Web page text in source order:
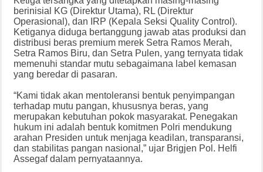
berinisial KG (Direktur Utama), RL (Direktur
Operasional), dan IRP (Kepala Seksi Quality Control).
Ketiganya diduga bertanggung jawab atas produksi dan
distribusi beras premium merek Setra Ramos Merah,
Setra Ramos Biru, dan Setra Pulen, yang ternyata tidak
memenuhi standar mutu sebagaimana label kemasan
yang beredar di pasaran.
“Kami tidak akan mentoleransi bentuk penyimpangan
terhadap mutu pangan, khususnya beras, yang
merupakan kebutuhan pokok masyarakat. Penegakan
hukum ini adalah bentuk komitmen Polri mendukung
arahan Presiden untuk menjaga keadilan, transparansi,
dan stabilitas pangan nasional,” ujar Brigjen Pol. Helfi
Assegaf dalam pernyataannya.